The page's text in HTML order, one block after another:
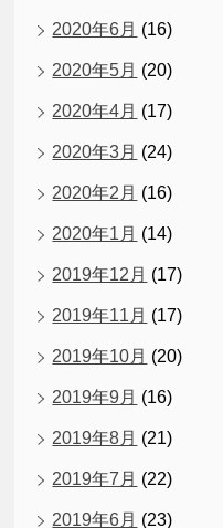
2020年6月 (16)
2020年5月 (20)
2020年4月 (17)
2020年3月 (24)
2020年2月 (16)
2020年1月 (14)
2019年12月 (17)
2019年11月 (17)
2019年10月 (20)
2019年9月 (16)
2019年8月 (21)
2019年7月 (22)
2019年6月 (23)